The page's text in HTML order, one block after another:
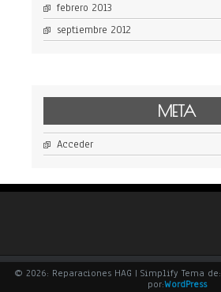
febrero 2013
septiembre 2012
META
Acceder
© 2026: Reparaciones HAG | Simplify Tema de:
por:WordPress